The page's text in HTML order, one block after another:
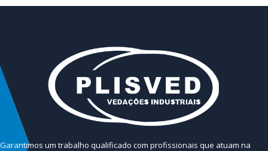
Garantimos um trabalho qualificado com profissionais que atuam na